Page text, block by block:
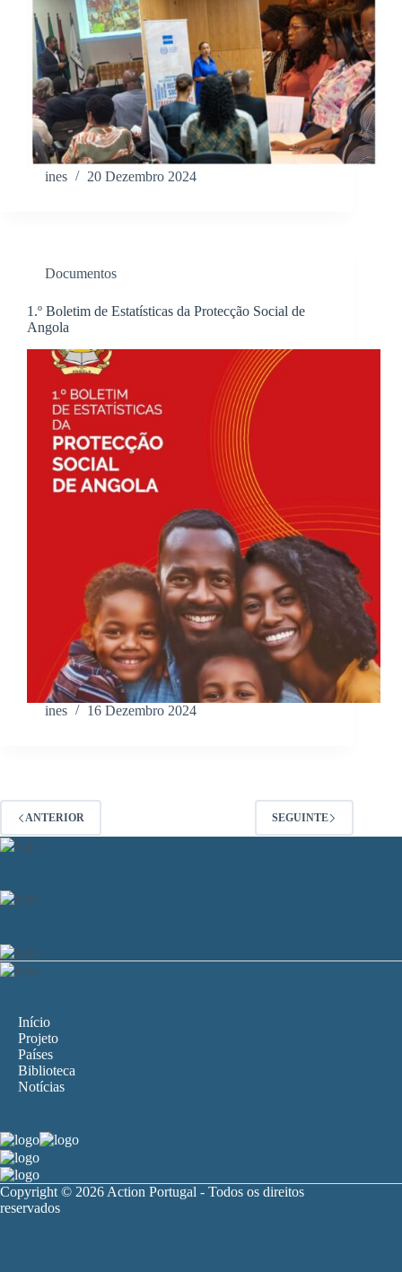
ines 20 Dezembro 2024
Documentos
1.º Boletim de Estatísticas da Protecção Social de
Angola
ines 16 Dezembro 2024
ANTERIOR SEGUINTE
Início
Projeto
Países
Biblioteca
Notícias
Copyright © 2026 Action Portugal - Todos os direitos
reservados